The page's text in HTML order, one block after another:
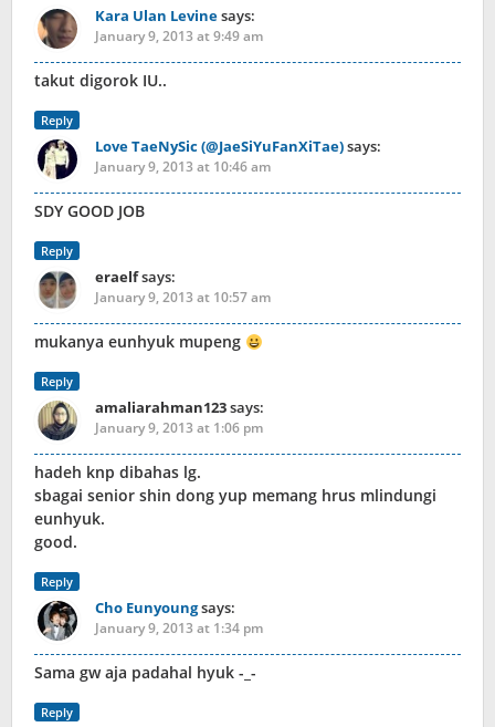
Kara Ulan Levinesays:
January 9, 2013 at 9:49 am
takut digorok IU..
Reply
Love TaeNySic (@JaeSiYuFanXiTae)says:
January 9, 2013 at 10:46 am
SDY GOOD JOB
Reply
eraelfsays:
January 9, 2013 at 10:57 am
mukanya eunhyuk mupeng
Reply
amaliarahman123says:
January 9, 2013 at 1:06 pm
hadeh knp dibahas lg.
sbagai senior shin dong yup memang hrus mlindungi
eunhyuk.
good.
Reply
Cho Eunyoungsays:
January 9, 2013 at 1:34 pm
Sama gw aja padahal hyuk -_-
Reply